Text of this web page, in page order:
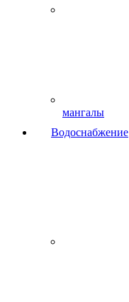
мангалы
Водоснабжение